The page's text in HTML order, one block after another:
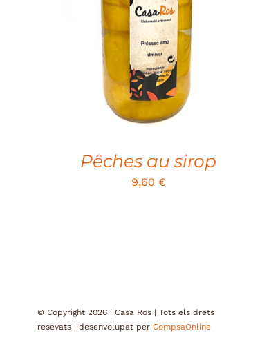
ADD TO CART / QUICK VIEW
Pêches au sirop
9,60 €
© Copyright 2026 | Casa Ros | Tots els drets
resevats | desenvolupat per CompsaOnline